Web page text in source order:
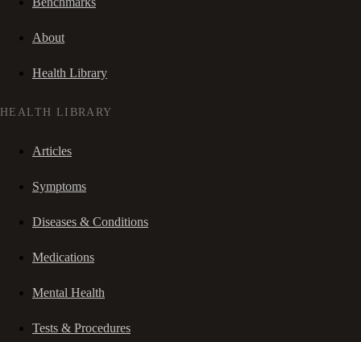
About
Health Library
HEALTH LIBRARY
Articles
Symptoms
Diseases & Conditions
Medications
Mental Health
Tests & Procedures